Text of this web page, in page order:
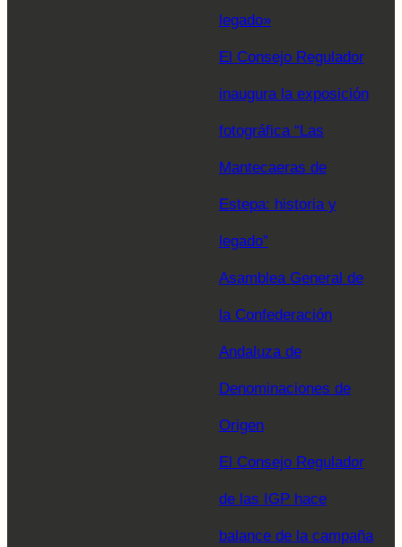
legado»
El Consejo Regulador
inaugura la exposición
fotográfica “Las
Mantecaeras de
Estepa: historia y
legado”
Asamblea General de
la Confederación
Andaluza de
Denominaciones de
Origen
El Consejo Regulador
de las IGP hace
balance de la campaña